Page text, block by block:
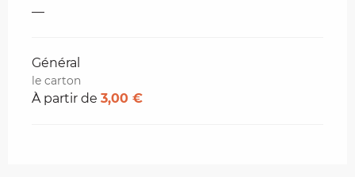
—
Général
le carton
À partir de 3,00 €